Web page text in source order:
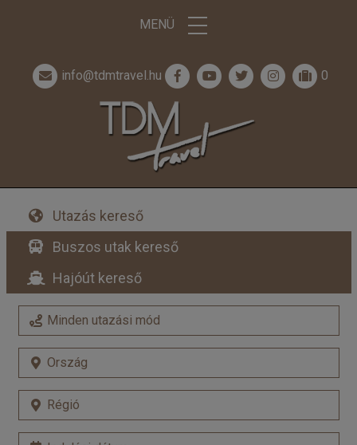
MENÜ
info@tdmtravel.hu 0
Utazás kereső
Buszos utak kereső
Hajóút kereső